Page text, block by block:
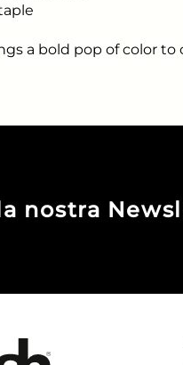
a bold pop of color
nostra